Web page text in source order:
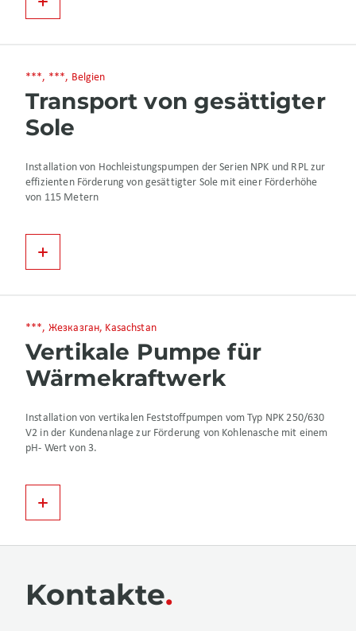
***, ***, Belgien
Transport von gesättigter
Sole
Installation von Hochleistungspumpen der Serien NPK und RPL zur
effizienten Förderung von gesättigter Sole mit einer Förderhöhe
von 115 Metern
***, Жезказган, Kasachstan
Vertikale Pumpe für
Wärmekraftwerk
Installation von vertikalen Feststoffpumpen vom Typ NPK 250/630
V2 in der Kundenanlage zur Förderung von Kohlenasche mit einem
pH- Wert von 3.
Kontakte